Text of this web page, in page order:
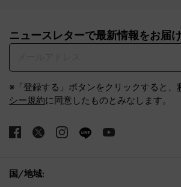
ニュースレターで最新情報をお届け
※「登録する」ボタンをクリックすると、
シー規約に同意したものとみなします。
国/地域: